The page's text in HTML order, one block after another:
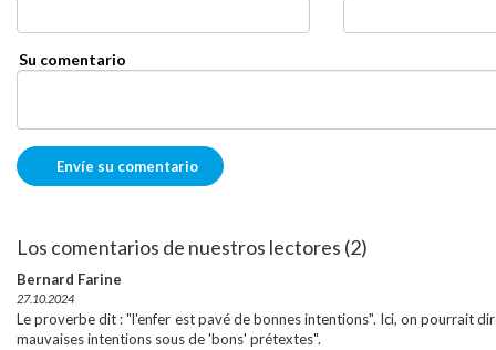
Su comentario
Los comentarios de nuestros lectores (2)
Bernard Farine
27.10.2024
Le proverbe dit : "l'enfer est pavé de bonnes intentions". Ici, on pourrait
mauvaises intentions sous de 'bons' prétextes".